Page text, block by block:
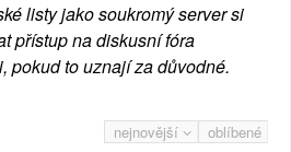
listy jako soukromý server si
přístup na diskusní fóra
pokud to uznají za důvodné.
nejnovější oblíbené